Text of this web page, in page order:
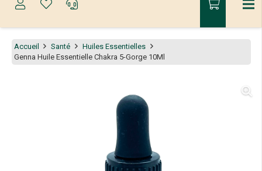
Accueil Santé
Huiles Essentielles
Genna Huile Essentielle Chakra 5-Gorge 10Ml